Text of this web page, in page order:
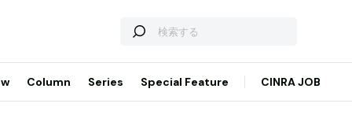
Column Series Special Feature CINRA JOB